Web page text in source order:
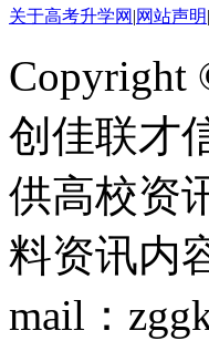
关于高考升学网 |网站声明|
Copyright
创佳联才
供高校资
料资讯内
mail：